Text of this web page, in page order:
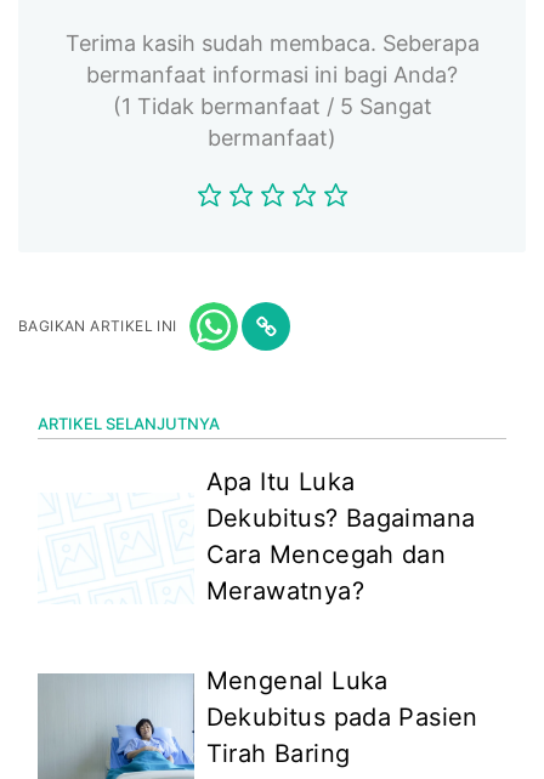
Terima kasih sudah membaca. Seberapa
bermanfaat informasi ini bagi Anda?
(1 Tidak bermanfaat / 5 Sangat
bermanfaat)
BAGIKAN ARTIKEL INI
ARTIKEL SELANJUTNYA
Apa Itu Luka
Dekubitus? Bagaimana
Cara Mencegah dan
Merawatnya?
Mengenal Luka
Dekubitus pada Pasien
Tirah Baring